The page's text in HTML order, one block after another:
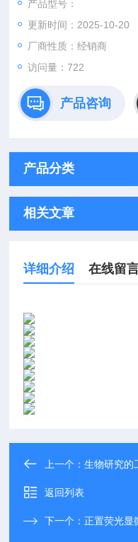
产品型号：
更新时间：2025-10-20
厂商性质：经销商
访问量：722
产品咨询
产品分类
相关文章
详细介绍 在线留
上一个：生物研究的工
返回列表
下一个：正置荧光显微镜